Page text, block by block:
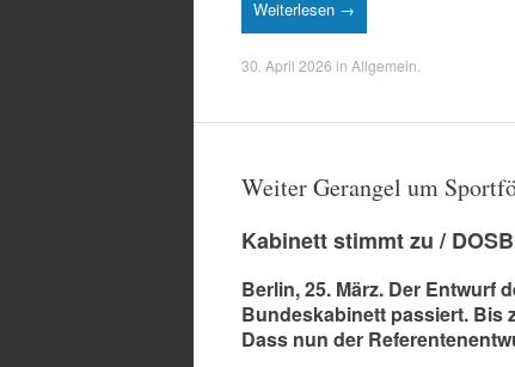
Weiterlesen →
30. April 2026 in Allgemein
Weiter Gerangel um
Kabinett stimmt zu /
Berlin, 25. März. Der Entwurf
Bundeskabinett passiert. Bis
Dass nun der